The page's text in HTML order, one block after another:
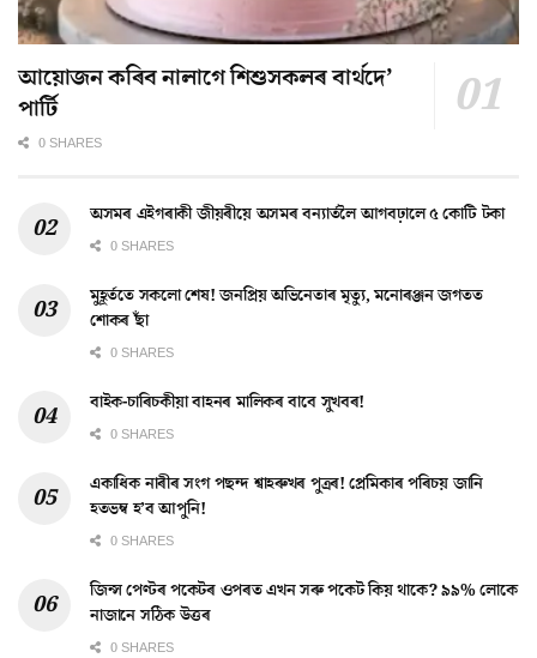
আয়োজন কৰিব নালাগে শিশুসকলৰ বাৰ্থদে’
পাৰ্টি
0 SHARES
অসমৰ এইগৰাকী জীয়ৰীয়ে অসমৰ বন্যাৰ্তলৈ আগবঢ়ালে ৫ কোটি টকা
0 SHARES
মুহূৰ্ততে সকলো শেষ! জনপ্ৰিয় অভিনেতাৰ মৃত্যু, মনোৰঞ্জন জগতত
শোকৰ ছাঁ
0 SHARES
বাইক-চাৰিচকীয়া বাহনৰ মালিকৰ বাবে সুখবৰ!
0 SHARES
একাধিক নাৰীৰ সংগ পছন্দ শ্বাহৰুখৰ পুত্ৰৰ! প্ৰেমিকাৰ পৰিচয় জানি
হতভম্ব হ’ব আপুনি!
0 SHARES
জিন্স পেণ্টৰ পকেটৰ ওপৰত এখন সৰু পকেট কিয় থাকে? ৯৯% লোকে
নাজানে সঠিক উত্তৰ
0 SHARES